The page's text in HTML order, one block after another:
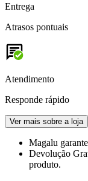
Entrega
Atrasos pontuais
Atendimento
Responde rápido
Ver mais sobre a loja
Magalu garante
Devolução
produto.